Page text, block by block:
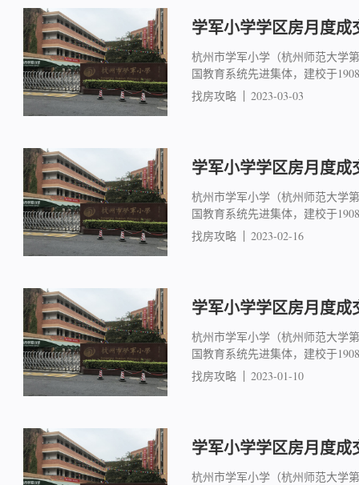
学军小学学区房月度
杭州市学军小学（杭州师范大学
国教育系统先进集体，建校于
找房攻略
2023-03-03
学军小学学区房月度
杭州市学军小学（杭州师范大学
国教育系统先进集体，建校于
找房攻略
2023-02-16
学军小学学区房月度成
杭州市学军小学（杭州师范大学
国教育系统先进集体，建校于
找房攻略
2023-01-10
学军小学学区房月度成
杭州市学军小学（杭州师范大学